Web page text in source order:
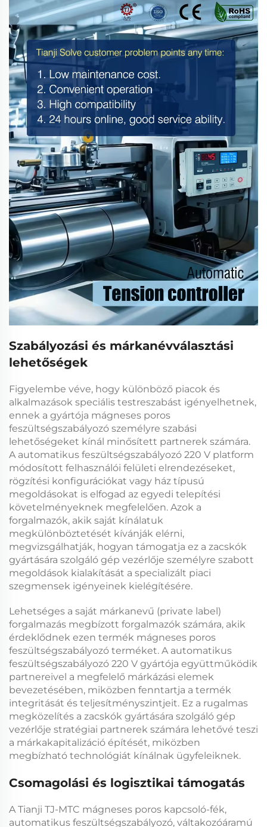
Szabályozási és márkanévválasztási
lehetőségek
Figyelembe véve, hogy különböző piacok és
alkalmazások speciális testreszabást igényelhetnek,
ennek a gyártója mágneses poros
feszültségszabályozó személyre szabási
lehetőségeket kínál minősített partnerek számára.
A automatikus feszültségszabályozó 220 V platform
módosított felhasználói felületi elrendezéseket,
rögzítési konfigurációkat vagy ház típusú
megoldásokat is elfogad az egyedi telepítési
követelményeknek megfelelően. Azok a
forgalmazók, akik saját kínálatuk
megkülönböztetését kívánják elérni,
megvizsgálhatják, hogyan támogatja ez a zacskók
gyártására szolgáló gép vezérlője személyre szabott
megoldások kialakítását a specializált piaci
szegmensek igényeinek kielégítésére.
Lehetséges a saját márkanevű (private label)
forgalmazás megbízott forgalmazók számára, akik
érdeklődnek ezen termék mágneses poros
feszültségszabályozó terméket. A automatikus
feszültségszabályozó 220 V gyártója együttműködik
partnereivel a megfelelő márkázási elemek
bevezetésében, miközben fenntartja a termék
integritását és teljesítményszintjeit. Ez a rugalmas
megközelítés a zacskók gyártására szolgáló gép
vezérlője stratégiai partnerek számára lehetővé teszi
a márkakapitalizáció építését, miközben
megbízható technológiát kínálnak ügyfeleiknek.
Csomagolási és logisztikai támogatás
A Tianji TJ-MTC mágneses poros kapcsoló-fék,
automatikus feszültségszabályozó, váltakozóáramú